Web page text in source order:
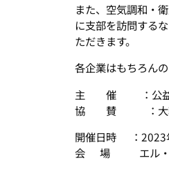
また、空気調和・
に支部を訪問する
ただきます。
各企業はもちろん
主 催 ：公益社
協 賛 ：大韓設
開催日時 ：2023
会 場 エル・お